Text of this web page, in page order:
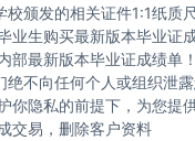
校颁发的相关证件1:1纸质
业生购买最新版本毕业证
部最新版本毕业证成绩单！
绝不向任何个人或组织泄
你隐私的前提下，为您提
交易，删除客户资料